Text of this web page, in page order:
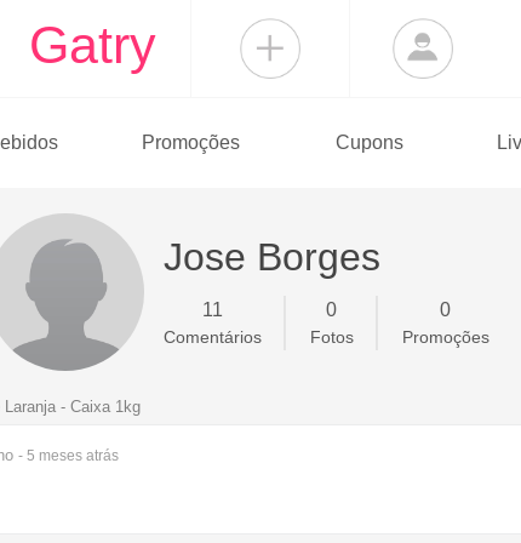
Gatry
Promoções Cupons
Jose Borges
11
Comentários
0
Fotos
0
Promoções
- Caixa 1kg
- 5 meses atrás